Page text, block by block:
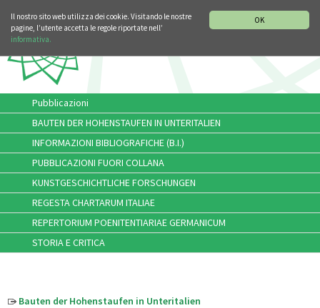
OK
Il nostro sito web utilizza dei cookie. Visitando le nostre
pagine, l’utente accetta le regole riportate nell’
informativa.
Pubblicazioni
BAUTEN DER HOHENSTAUFEN IN UNTERITALIEN
INFORMAZIONI BIBLIOGRAFICHE (B.I.)
PUBBLICAZIONI FUORI COLLANA
KUNSTGESCHICHTLICHE FORSCHUNGEN
REGESTA CHARTARUM ITALIAE
REPERTORIUM POENITENTIARIAE GERMANICUM
STORIA E CRITICA
Bauten der Hohenstaufen in Unteritalien